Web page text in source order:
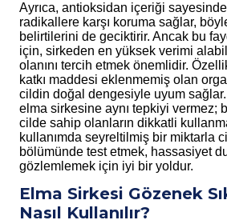
Ayrıca, antioksidan içeriği
radikallere karşı koruma sağlar,
belirtilerini de geciktirir. Ancak bu
için, sirkeden en yüksek verimi
olanını tercih etmek önemlidir.
katkı maddesi eklenmemiş olan
cildin doğal dengesiyle uyum
elma sirkesine aynı tepkiyi vermez;
cilde sahip olanların dikkatli
kullanımda seyreltilmiş bir miktarla
bölümünde test etmek, hassasiyet
gözlemlemek için iyi bir yoldur.
Elma Sirkesi Gözenek
Nasıl Kullanılır?